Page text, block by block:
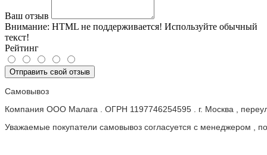
Ваш отзыв
Внимание: HTML не поддерживается! Используйте обычный
текст!
Рейтинг
Отправить свой отзыв
Самовывоз
Компания ООО Малага . ОГРН 1197746254595 . г. Москва ,
Уважаемые покупатели самовывоз согласуется с менеджером ,